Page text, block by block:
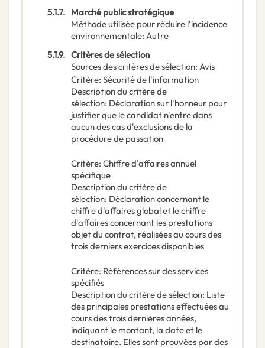
5.1.7. Marché public stratégique
Méthode utilisée pour réduire l’incidence
environnementale: Autre
5.1.9. Critères de sélection
Sources des critères de sélection: Avis
Critère: Sécurité de l'information
Description du critère de
sélection: Déclaration sur l'honneur pour
justifier que le candidat n'entre dans
aucun des cas d'exclusions de la
procédure de passation
Critère: Chiffre d'affaires annuel
spécifique
Description du critère de
sélection: Déclaration concernant le
chiffre d'affaires global et le chiffre
d'affaires concernant les prestations
objet du contrat, réalisées au cours des
trois derniers exercices disponibles
Critère: Références sur des services
spécifiés
Description du critère de sélection: Liste
des principales prestations effectuées au
cours des trois dernières années,
indiquant le montant, la date et le
destinataire. Elles sont prouvées par des